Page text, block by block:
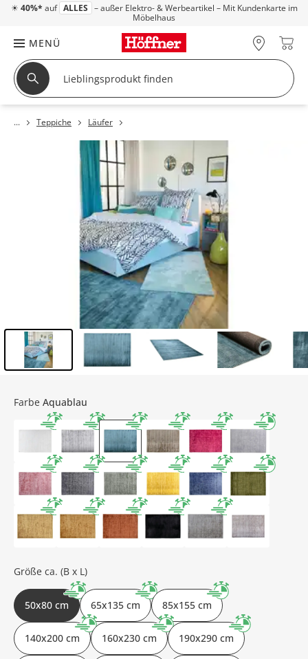
☀ 40%* auf ALLES – außer Elektro- & Werbeartikel – Mit Kundenkarte im
Möbelhaus
MENÜ
Teppiche Läufer
Farbe Aquablau
Größe ca. (B x L)
50x80 cm 65x135 cm 85x155 cm
140x200 cm 160x230 cm 190x290 cm